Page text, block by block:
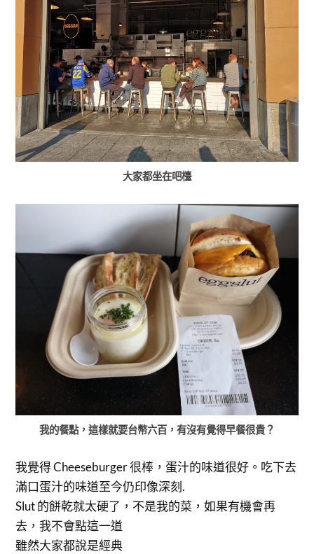
大家都坐在吧檯
我的餐點，這樣就要台幣六百，有沒有覺得早餐很貴？
我覺得 Cheeseburger 很棒，蛋汁的味道很好。吃下去
滿口蛋汁的味道至今仍印像深刻.
Slut 的餅乾就太硬了，不是我的菜，如果有機會再
去，我不會點這一道
雖然大家都說是經典